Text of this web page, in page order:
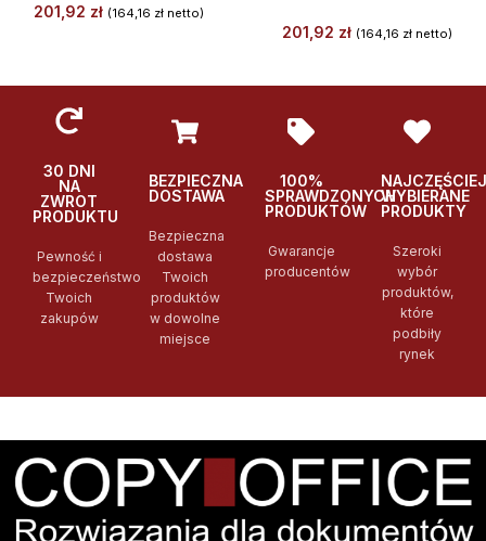
201,92 zł (164,16 zł netto)
201,92 zł (164,16 zł netto)
30 DNI
NA
ZWROT
PRODUKTU
Pewność i
bezpieczeństwo
Twoich
zakupów
BEZPIECZNA
DOSTAWA
Bezpieczna
dostawa
Twoich
produktów
w dowolne
miejsce
100%
SPRAWDZONYCH
PRODUKTÓW
Gwarancje
producentów
NAJCZĘŚCIEJ
WYBIERANE
PRODUKTY
Szeroki
wybór
produktów,
które
podbiły
rynek